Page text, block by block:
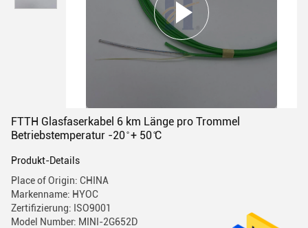
FTTH Glasfaserkabel 6 km Länge pro Trommel
Betriebstemperatur -20 ̊ + 50 ̊C
Produkt-Details
Place of Origin: CHINA
Markenname: HYOC
Zertifizierung: ISO9001
Model Number: MINI-2G652D